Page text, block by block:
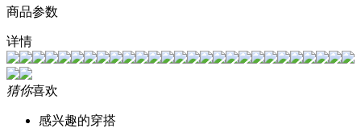
商品参数
详情
猜你喜欢
感兴趣的穿搭